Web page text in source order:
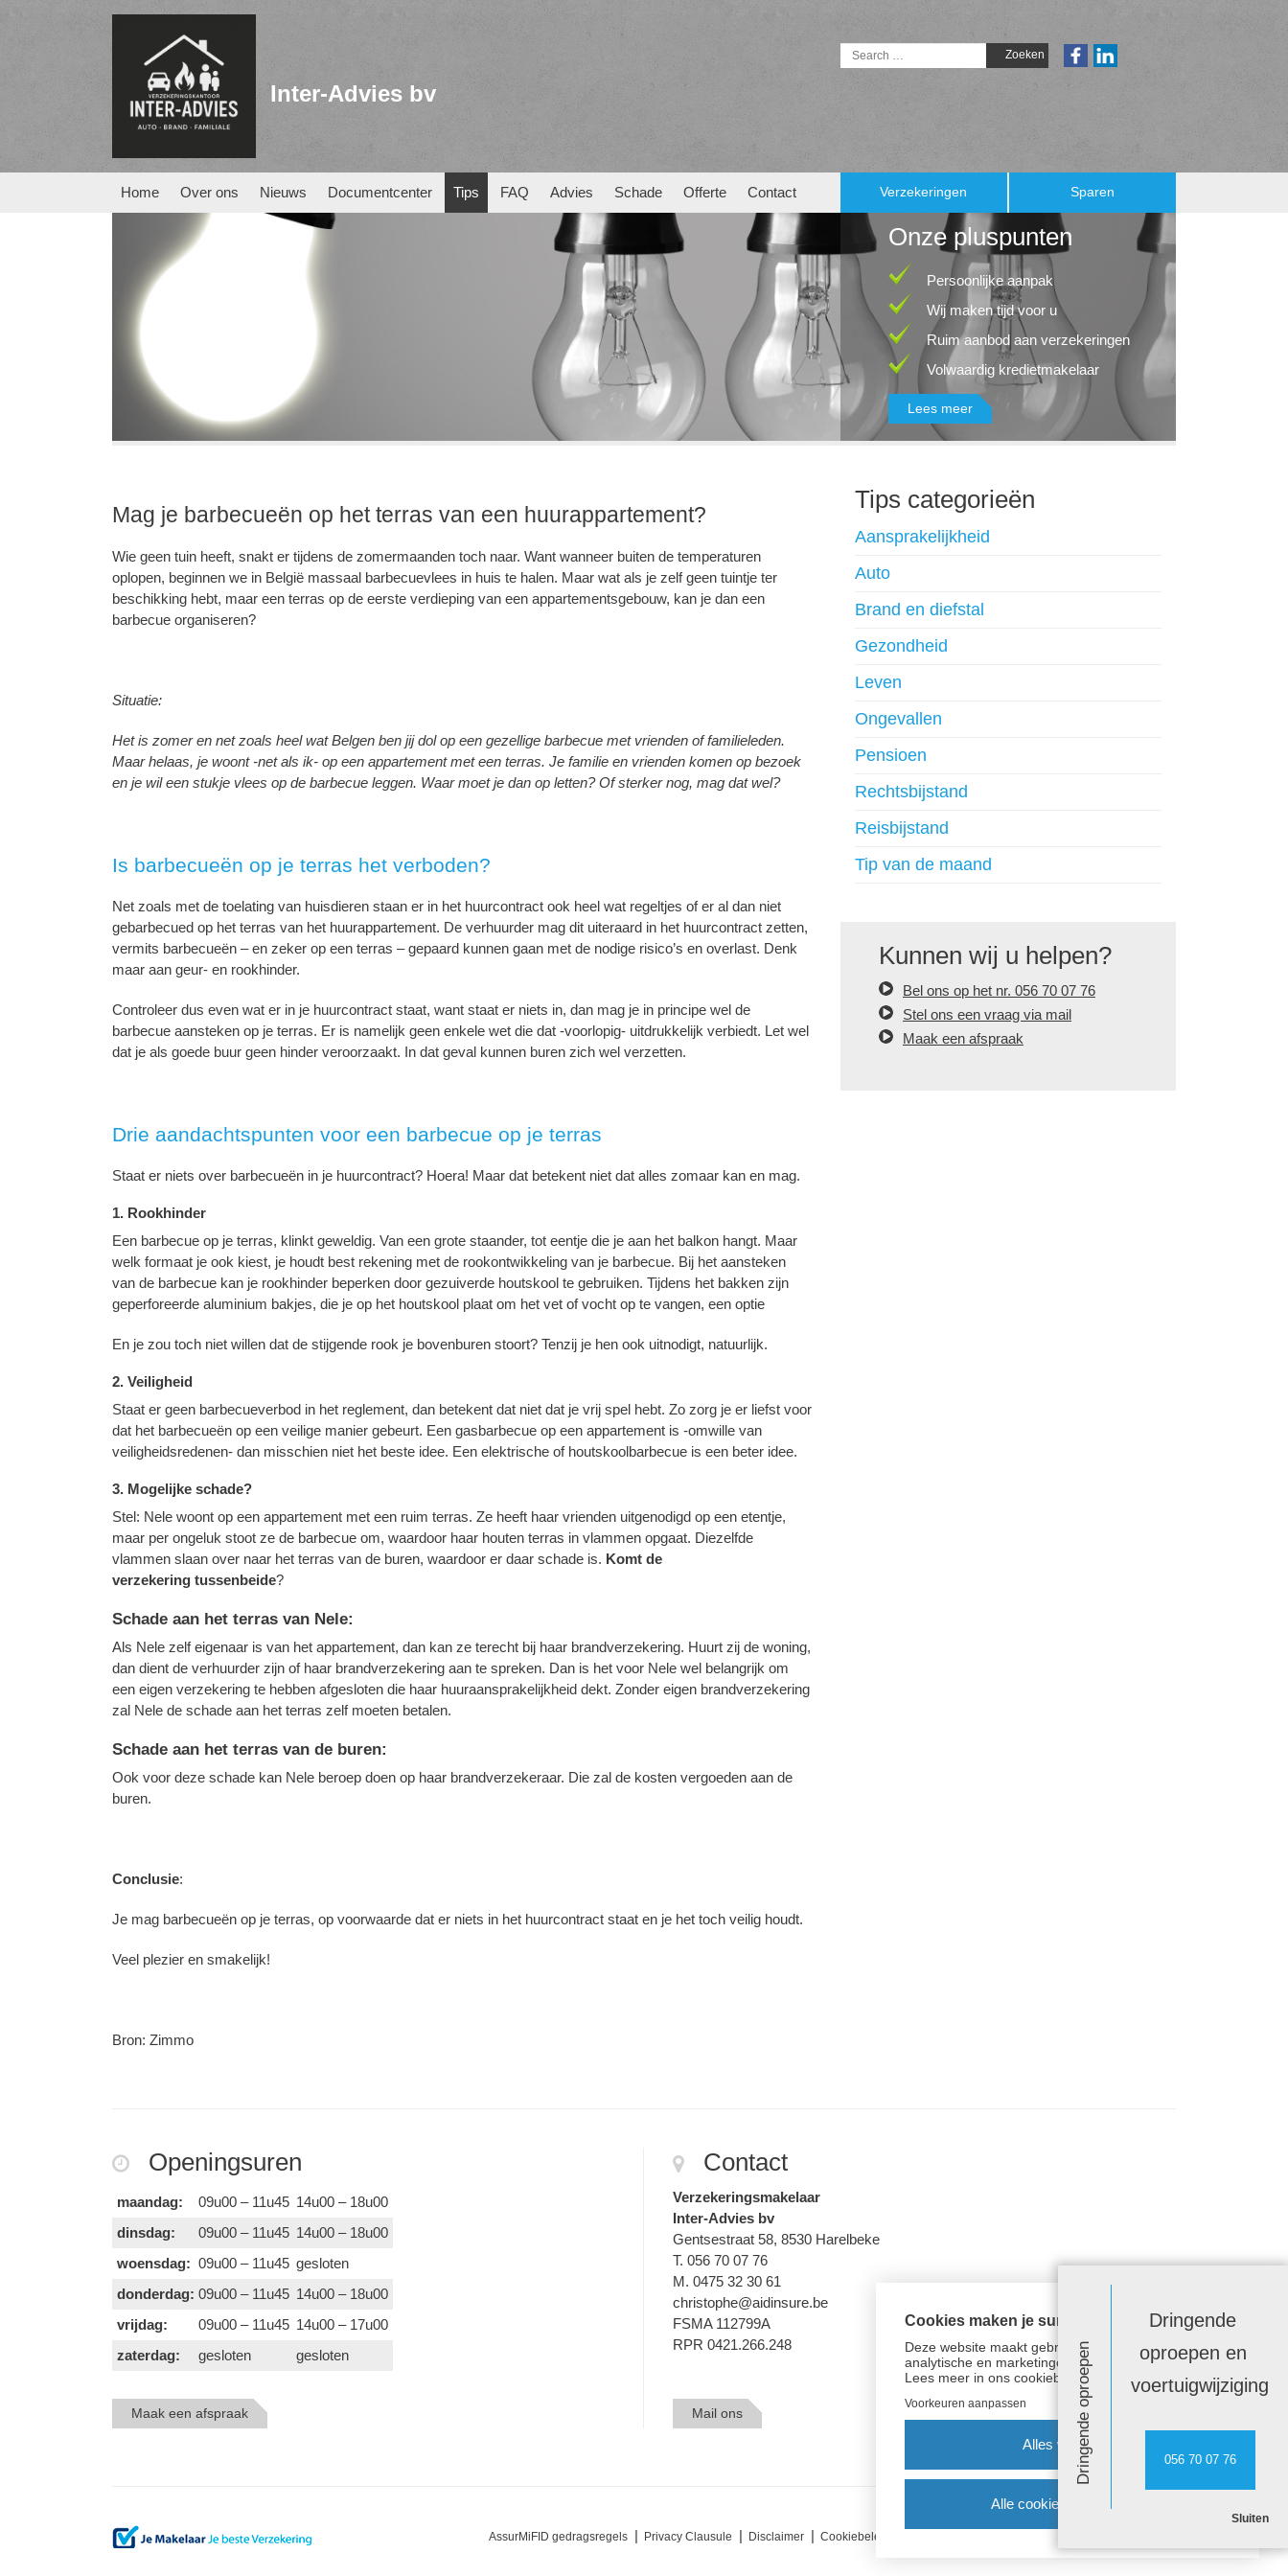
Inter-Advies bv
Home Over ons Nieuws Documentcenter Tips FAQ Advies Schade Offerte Contact Verzekeringen Sparen
Onze pluspunten
Persoonlijke aanpak
Wij maken tijd voor u
Ruim aanbod aan verzekeringen
Volwaardig kredietmakelaar
Lees meer
Mag je barbecueën op het terras van een huurappartement?
Wie geen tuin heeft, snakt er tijdens de zomermaanden toch naar. Want wanneer buiten de temperaturen
oplopen, beginnen we in België massaal barbecuevlees in huis te halen. Maar wat als je zelf geen tuintje ter
beschikking hebt, maar een terras op de eerste verdieping van een appartementsgebouw, kan je dan een
barbecue organiseren?
Situatie:
Het is zomer en net zoals heel wat Belgen ben jij dol op een gezellige barbecue met vrienden of familieleden.
Maar helaas, je woont -net als ik- op een appartement met een terras. Je familie en vrienden komen op bezoek
en je wil een stukje vlees op de barbecue leggen. Waar moet je dan op letten? Of sterker nog, mag dat wel?
Is barbecueën op je terras het verboden?
Net zoals met de toelating van huisdieren staan er in het huurcontract ook heel wat regeltjes of er al dan niet
gebarbecued op het terras van het huurappartement. De verhuurder mag dit uiteraard in het huurcontract zetten,
vermits barbecueën – en zeker op een terras – gepaard kunnen gaan met de nodige risico’s en overlast. Denk
maar aan geur- en rookhinder.
Controleer dus even wat er in je huurcontract staat, want staat er niets in, dan mag je in principe wel de
barbecue aansteken op je terras. Er is namelijk geen enkele wet die dat -voorlopig- uitdrukkelijk verbiedt. Let wel
dat je als goede buur geen hinder veroorzaakt. In dat geval kunnen buren zich wel verzetten.
Drie aandachtspunten voor een barbecue op je terras
Staat er niets over barbecueën in je huurcontract? Hoera! Maar dat betekent niet dat alles zomaar kan en mag.
1. Rookhinder
Een barbecue op je terras, klinkt geweldig. Van een grote staander, tot eentje die je aan het balkon hangt. Maar
welk formaat je ook kiest, je houdt best rekening met de rookontwikkeling van je barbecue. Bij het aansteken
van de barbecue kan je rookhinder beperken door gezuiverde houtskool te gebruiken. Tijdens het bakken zijn
geperforeerde aluminium bakjes, die je op het houtskool plaat om het vet of vocht op te vangen, een optie
En je zou toch niet willen dat de stijgende rook je bovenburen stoort? Tenzij je hen ook uitnodigt, natuurlijk.
2. Veiligheid
Staat er geen barbecueverbod in het reglement, dan betekent dat niet dat je vrij spel hebt. Zo zorg je er liefst voor
dat het barbecueën op een veilige manier gebeurt. Een gasbarbecue op een appartement is -omwille van
veiligheidsredenen- dan misschien niet het beste idee. Een elektrische of houtskoolbarbecue is een beter idee.
3. Mogelijke schade?
Stel: Nele woont op een appartement met een ruim terras. Ze heeft haar vrienden uitgenodigd op een etentje,
maar per ongeluk stoot ze de barbecue om, waardoor haar houten terras in vlammen opgaat. Diezelfde
vlammen slaan over naar het terras van de buren, waardoor er daar schade is. Komt de
verzekering tussenbeide?
Schade aan het terras van Nele:
Als Nele zelf eigenaar is van het appartement, dan kan ze terecht bij haar brandverzekering. Huurt zij de woning,
dan dient de verhuurder zijn of haar brandverzekering aan te spreken. Dan is het voor Nele wel belangrijk om
een eigen verzekering te hebben afgesloten die haar huuraansprakelijkheid dekt. Zonder eigen brandverzekering
zal Nele de schade aan het terras zelf moeten betalen.
Schade aan het terras van de buren:
Ook voor deze schade kan Nele beroep doen op haar brandverzekeraar. Die zal de kosten vergoeden aan de
buren.
Conclusie:
Je mag barbecueën op je terras, op voorwaarde dat er niets in het huurcontract staat en je het toch veilig houdt.
Veel plezier en smakelijk!
Bron: Zimmo
Tips categorieën
Aansprakelijkheid
Auto
Brand en diefstal
Gezondheid
Leven
Ongevallen
Pensioen
Rechtsbijstand
Reisbijstand
Tip van de maand
Kunnen wij u helpen?
Bel ons op het nr. 056 70 07 76
Stel ons een vraag via mail
Maak een afspraak
Openingsuren
maandag: 09u00 – 11u45 14u00 – 18u00
dinsdag:
09u00 – 11u45 14u00 – 18u00
woensdag: 09u00 – 11u45 gesloten
donderdag: 09u00 – 11u45 14u00 – 18u00
vrijdag:
09u00 – 11u45 14u00 – 17u00
zaterdag:
gesloten gesloten
Maak een afspraak
Contact
Verzekeringsmakelaar
Inter-Advies bv
Gentsestraat 58, 8530 Harelbeke
T. 056 70 07 76
M. 0475 32 30 61
christophe@aidinsure.be
FSMA 112799A
RPR 0421.266.248
Mail ons
AssurMiFID gedragsregels Privacy Clausule Disclaimer Cookiebeleid
Cookies maken je surfervaring beter!
Deze website maakt gebruik van functionele,
analytische en marketingcookies.
Lees meer in ons cookiebeleid.
Alle cookies aanvaarden
Alles weigeren
Voorkeuren aanpassen Dringende oproepen
Dringende
oproepen en
voertuigwijziging
056 70 07 76
Sluiten